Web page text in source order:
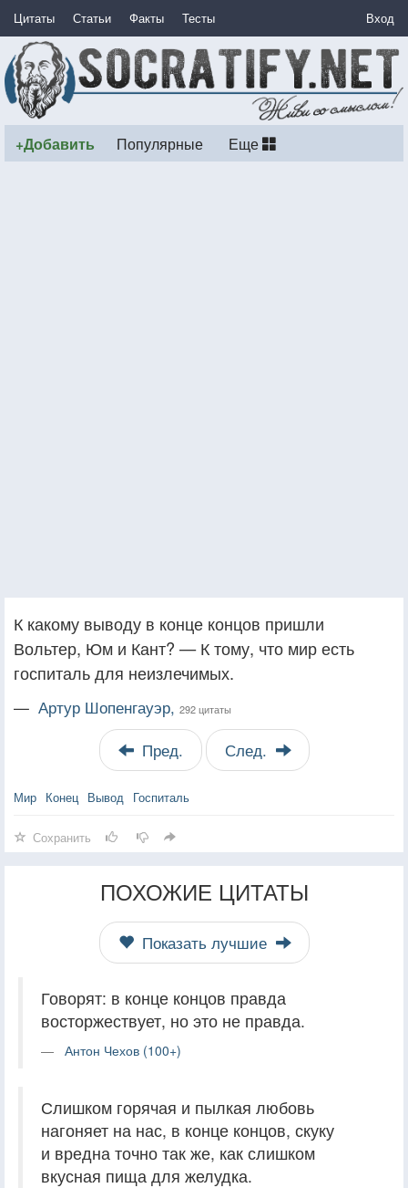
Цитаты Статьи Факты Тесты Вход
+Добавить Популярные Еще
К какому выводу в конце концов пришли
Вольтер, Юм и Кант? — К тому, что мир есть
госпиталь для неизлечимых.
— Артур Шопенгауэр, 292 цитаты
Пред. След.
Мир Конец Вывод Госпиталь
Сохранить
ПОХОЖИЕ ЦИТАТЫ
Показать лучшие
Говорят: в конце концов правда
восторжествует, но это не правда.
Антон Чехов (100+)
Слишком горячая и пылкая любовь
нагоняет на нас, в конце концов, скуку
и вредна точно так же, как слишком
вкусная пища для желудка.